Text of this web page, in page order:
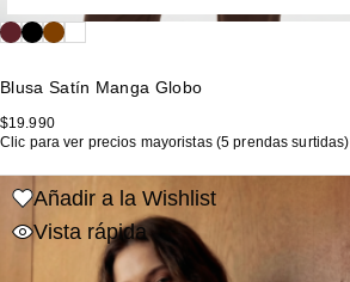
Blusa Satín Manga Globo
$19.990
Clic para ver precios mayoristas (5 prendas surtidas)
Añadir a la Wishlist
Vista rápida